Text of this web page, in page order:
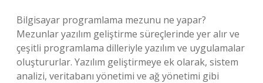
Bilgisayar programlama mezunu ne yapar?
Mezunlar yazılım geliştirme süreçlerinde yer alır ve
çeşitli programlama dilleriyle yazılım ve uygulamalar
oluştururlar. Yazılım geliştirmeye ek olarak, sistem
analizi, veritabanı yönetimi ve ağ yönetimi gibi